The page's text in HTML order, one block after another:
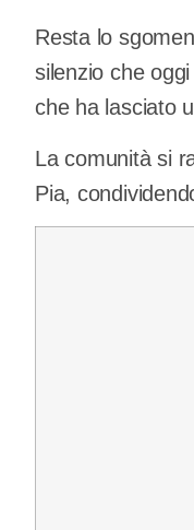
Resta lo
silenzio che
che ha lasciato
La comunità si
Pia,